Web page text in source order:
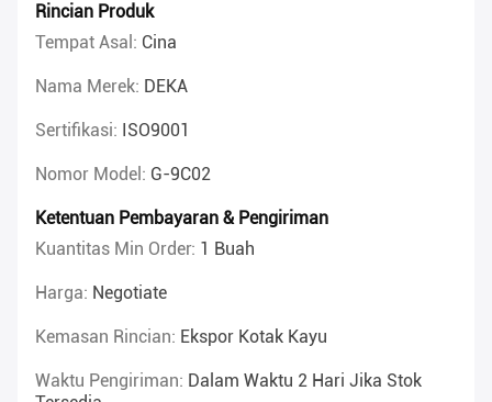
Rincian Produk
Tempat Asal: Cina
Nama Merek: DEKA
Sertifikasi: ISO9001
Nomor Model: G-9C02
Ketentuan Pembayaran & Pengiriman
Kuantitas Min Order: 1 Buah
Harga: Negotiate
Kemasan Rincian: Ekspor Kotak Kayu
Waktu Pengiriman: Dalam Waktu 2 Hari Jika Stok